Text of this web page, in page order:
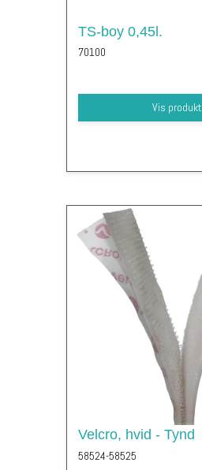
TS-boy 0,45l.
70100
Vis produkt
Velcro, hvid - Tynd
58524-58525